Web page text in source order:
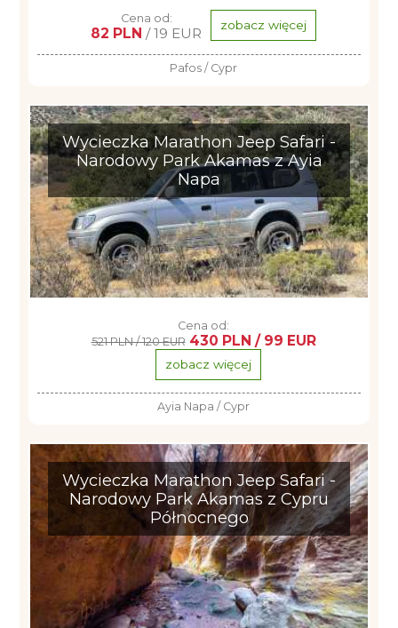
Cena od:
82 PLN / 19 EUR zobacz więcej
Pafos / Cypr
Wycieczka Marathon Jeep Safari -
Narodowy Park Akamas z Ayia
Napa
Cena od:
521 PLN / 120 EUR 430 PLN / 99 EUR
zobacz więcej
Ayia Napa / Cypr
Wycieczka Marathon Jeep Safari -
Narodowy Park Akamas z Cypru
Północnego